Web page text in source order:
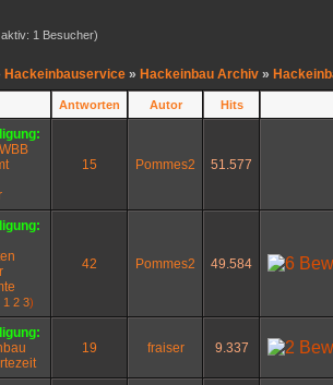
1 Besucher)
Hackeinbauservice » Hackeinbau Archiv »
Antworten Autor Hits
15 Pommes2 51.577
1 2 3)
42 Pommes2 49.584
19 fraiser 9.337